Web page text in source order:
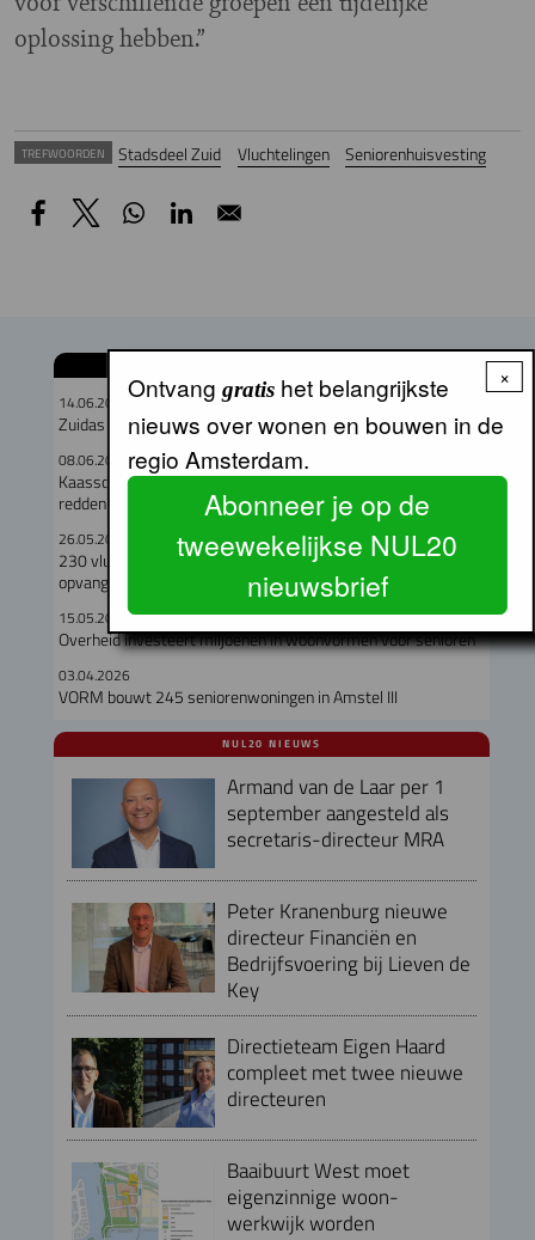
oplossing hebben.”
TREFWOORDEN Stadsdeel Zuid Vluchtelingen Seniorenhuisvesting
14.06.2026
Zuidas krijgt 73 nieuwe huurwoningen met SCALA
08.06.2026
Kaasschaaf over onderhoudskosten gaat corporaties niet
redden
26.05.2026
230 vluchtelingen krijgen plek in Amsterdamse
opvanglocaties
15.05.2026
Overheid investeert miljoenen in woonvormen voor senioren
03.04.2026
VORM bouwt 245 seniorenwoningen in Amstel III
NUL20 NIEUWS
Armand van de Laar per 1
september aangesteld als
secretaris-directeur MRA
Peter Kranenburg nieuwe
directeur Financiën en
Bedrijfsvoering bij Lieven de
Key
Directieteam Eigen Haard
compleet met twee nieuwe
directeuren
Baaibuurt West moet
eigenzinnige woon-
werkwijk worden
×
Ontvang gratishet belangrijkste
nieuws over wonen en bouwen in de
regio Amsterdam.
Abonneer je op de
tweewekelijkse NUL20
nieuwsbrief